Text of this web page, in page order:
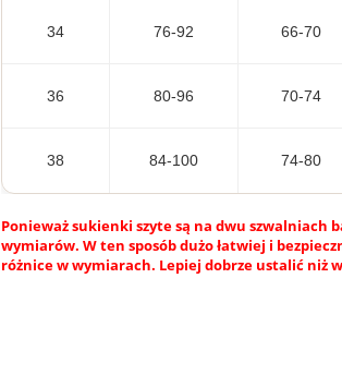
34 76-92 66-70
36 80-96 70-74
38 84-100 74-80
Ponieważ sukienki szyte są na dwu
wymiarów. W ten sposób dużo łatwiej i
różnice w wymiarach. Lepiej dobrze ustalić niż